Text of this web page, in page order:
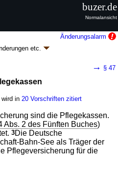
Änderungsalarm
etc.
- (SGB XI)
1014, 1015; zuletzt geändert durch
Sozialgesetzbuch
Pflegeversicherung
→ § 47
wird in 20 Vorschriften zitiert
sind die Pflegekassen.
Abs. 2 des Fünften Buches)
3Die Deutsche
Bahn-See als Träger der
Pflegeversicherung für die
buzer.de
Normalansicht